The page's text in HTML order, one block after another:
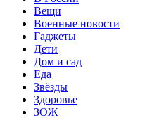
Вещи
Военные новости
Гаджеты
Дети
Дом и сад
Еда
Звёзды
Здоровье
ЗОЖ